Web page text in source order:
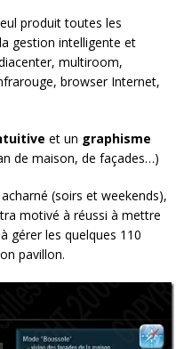
produit toutes les
gestion intelligente et
multiroom,
browser Internet,
et un graphisme
de maison, de façades…)
(soirs et weekends),
motivé à réussi à mettre
gérer les quelques 110
pavillon.